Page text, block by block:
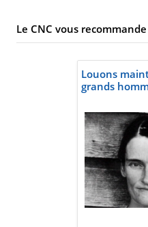
Le CNC vous recommande
Louons
grands